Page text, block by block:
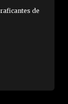
de